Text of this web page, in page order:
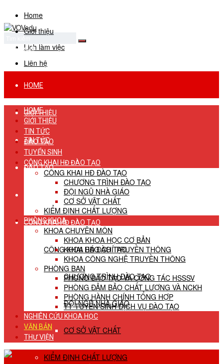
Home
Giới thiệu
Lịch làm việc
Liên hệ
No Result
View All Result
HOME
GIỚI THIỆU
TIN TỨC
ĐÀO TẠO
TUYỂN SINH
CÔNG KHAI HĐ ĐÀO TẠO
CÔNG KHAI HĐ ĐÀO TẠO
CHƯƠNG TRÌNH ĐÀO TẠO
ĐỘI NGŨ NHÀ GIÁO
CƠ SỞ VẬT CHẤT
KIỂM ĐỊNH CHẤT LƯỢNG
HOME
GIỚI THIỆU
TIN TỨC
ĐÀO TẠO
TUYỂN SINH
CÔNG KHAI HĐ ĐÀO TẠO
CÔNG KHAI HĐ ĐÀO TẠO
CHƯƠNG TRÌNH ĐÀO TẠO
ĐỘI NGŨ NHÀ GIÁO
CƠ SỞ VẬT CHẤT
KIỂM ĐỊNH CHẤT LƯỢNG
PHÒNG KHOA
KHOA CHUYÊN MÔN
KHOA KHOA HỌC CƠ BẢN
KHOA BÁO CHÍ TRUYỀN THÔNG
KHOA CÔNG NGHỆ TRUYỀN THÔNG
PHÒNG BAN
PHÒNG ĐÀO TẠO VÀ CÔNG TÁC HSSSV
PHÒNG ĐẢM BẢO CHẤT LƯỢNG VÀ NCKH
PHÒNG HÀNH CHÍNH TỔNG HỢP
TT TUYỂN SINH DỊCH VỤ ĐÀO TẠO
NGHIÊN CỨU KHOA HỌC
VĂN BẢN
THƯ VIỆN